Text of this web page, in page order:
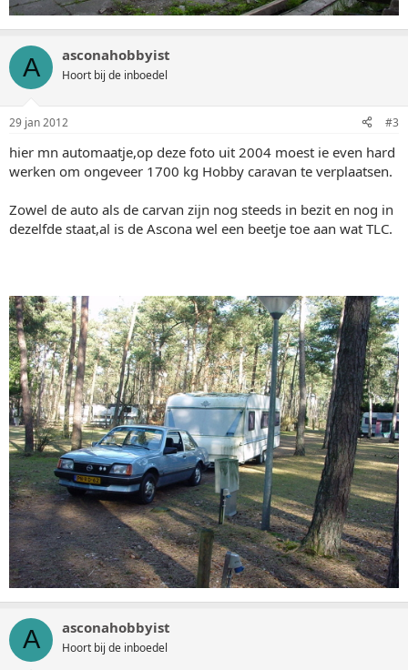
A asconahobbyist
Hoort bij de inboedel
29 jan 2012 #3
hier mn automaatje,op deze foto uit 2004 moest ie even hard
werken om ongeveer 1700 kg Hobby caravan te verplaatsen.
Zowel de auto als de carvan zijn nog steeds in bezit en nog in
dezelfde staat,al is de Ascona wel een beetje toe aan wat TLC.
A asconahobbyist
Hoort bij de inboedel